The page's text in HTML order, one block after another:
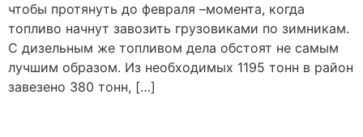
чтобы протянуть до февраля –момента, когда
топливо начнут завозить грузовиками по зимникам.
С дизельным же топливом дела обстоят не самым
лучшим образом. Из необходимых 1195 тонн в район
завезено 380 тонн, […]